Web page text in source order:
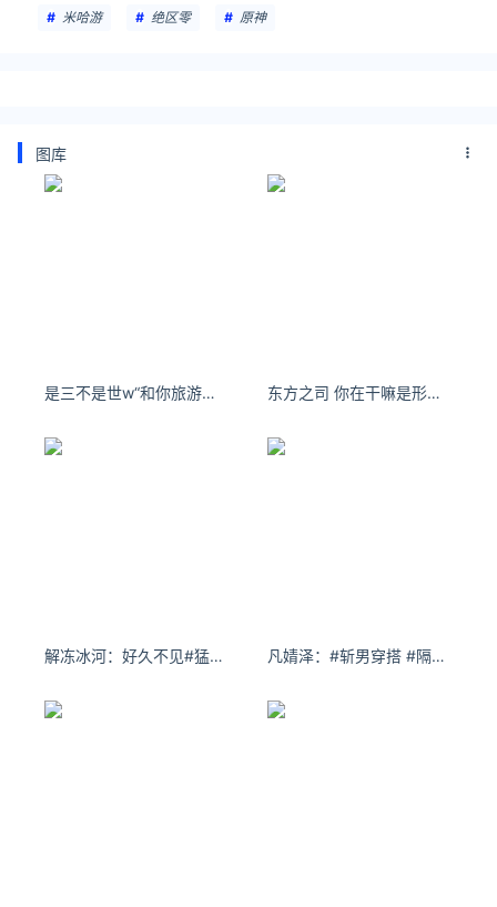
米哈游 绝区零 原神
图库
是三不是世w“和你旅游是最开心的事～” 东方之司 你在干嘛是形容词
解冻冰河：好久不见#猛女 #东北 #开学新人设已经想好了 凡婧泽：#斩男穿搭 #隔屏就撩你 #纯御 #白丝yyds #白丝即正义